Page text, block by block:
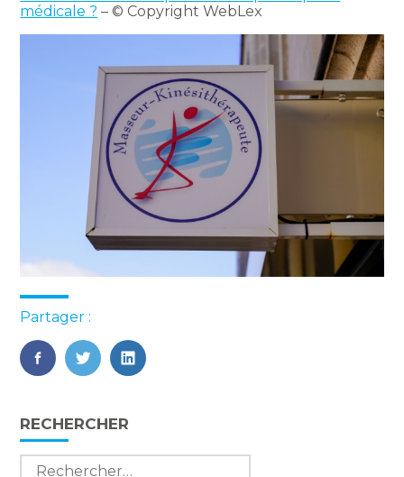
médicale ? – © Copyright WebLex
Partager :
FaceBook
TwitterLinkedIn
Blog
sidebar
RECHERCHER
Rechercher :